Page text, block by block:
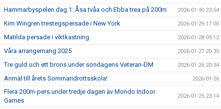
Hammarbyspelen dag 1: Åsa tvåa och Ebba trea på 200m 2026-01-30 23:54
Kim Wingren trestegspersade i New York 2026-01-29 17:00
Matilda persade i viktkastning 2026-01-28 09:12
Våra arrangemang 2025 2026-01-27 20:35
Tre guld och ett brons under söndagens Veteran-DM 2026-01-26 20:34
Anmäl till årets Sommaridrottsskola! 2026-01-26
Flera 200m-pers under tredje dagen av Mondo Indoor
Games
2026-01-25 23:14